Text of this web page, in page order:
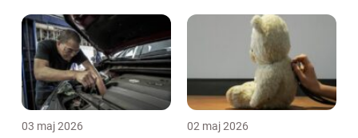
03 maj 2026 02 maj 2026